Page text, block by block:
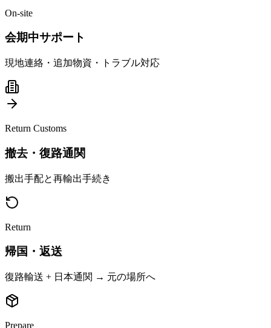
On-site
会期中サポート
現地連絡・追加物資・トラブル対応
Return Customs
撤去・復路通関
搬出手配と再輸出手続き
Return
帰国・返送
復路輸送 + 日本通関 → 元の場所へ
Prepare